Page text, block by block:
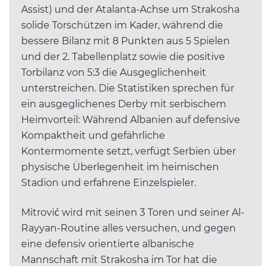
Assist) und der Atalanta-Achse um Strakosha
solide Torschützen im Kader, während die
bessere Bilanz mit 8 Punkten aus 5 Spielen
und der 2. Tabellenplatz sowie die positive
Torbilanz von 5:3 die Ausgeglichenheit
unterstreichen. Die Statistiken sprechen für
ein ausgeglichenes Derby mit serbischem
Heimvorteil: Während Albanien auf defensive
Kompaktheit und gefährliche
Kontermomente setzt, verfügt Serbien über
physische Überlegenheit im heimischen
Stadion und erfahrene Einzelspieler.
Mitrović wird mit seinen 3 Toren und seiner Al-
Rayyan-Routine alles versuchen, und gegen
eine defensiv orientierte albanische
Mannschaft mit Strakosha im Tor hat die